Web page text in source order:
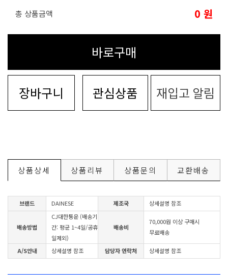
총 상품금액 0 원
바로구매
장바구니 관심상품 재입고 알림
상품상세 상품리뷰 상품문의 교환배송
브랜드 DAINESE 제조국 상세설명 참조
배송방법
CJ대한통운 (배송기
간: 평균 1~4일/공휴
일제외)
배송비
70,000원 이상 구매시
무료배송
A/S안내 상세설명 참조 담당자 연락처 상세설명 참조